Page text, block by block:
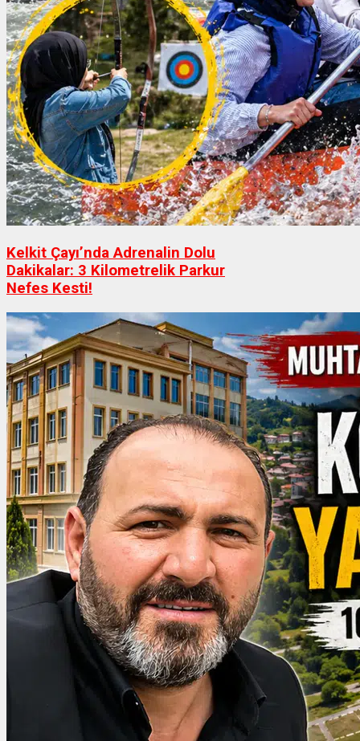
Kelkit Çayı’nda Adrenalin Dolu
Dakikalar: 3 Kilometrelik Parkur
Nefes Kesti!